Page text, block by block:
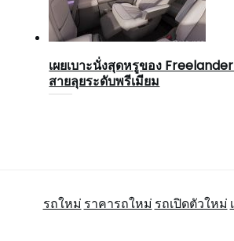
เผยเบาะนั่งสุดหรูของ
สายลุยระดับพรีเมียม
รถใหม่ ราคารถใหม่ รถเปิดตัวใหม่